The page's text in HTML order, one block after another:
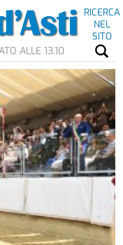
RICERCA
NEL
SITO
ALLE 13.10